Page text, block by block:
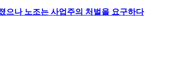
으나 노조는 사업주의 처벌을 요구하다